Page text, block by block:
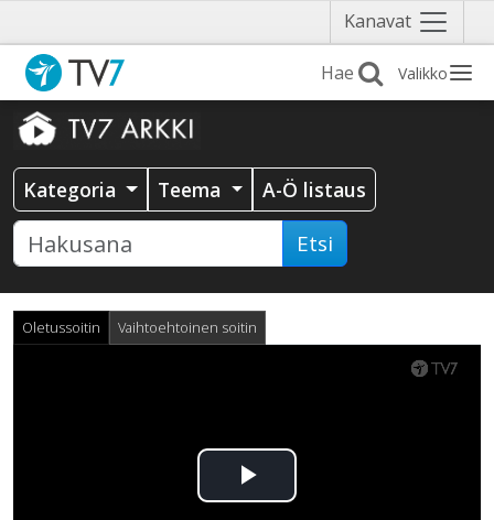
Kanavat Näytä
valikko
Valikko
Kategoria Teema A-Ö listaus
Etsi
Oletussoitin Vaihtoehtoinen soitin
Toista